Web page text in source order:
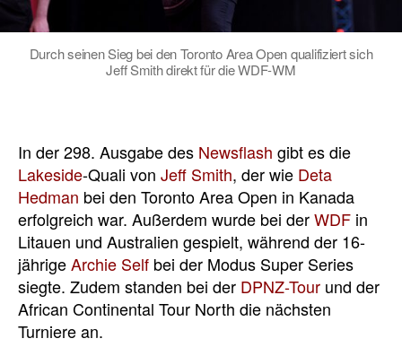
Durch seinen Sieg bei den Toronto Area Open qualifiziert sich
Jeff Smith direkt für die WDF-WM
In der 298. Ausgabe des Newsflash gibt es die
Lakeside-Quali von Jeff Smith, der wie Deta
Hedman bei den Toronto Area Open in Kanada
erfolgreich war. Außerdem wurde bei derWDF in
Litauen und Australien gespielt, während der 16-
jährigeArchie Self bei der Modus Super Series
siegte. Zudem standen bei der DPNZ-Tour und der
African Continental Tour North die nächsten
Turniere an.